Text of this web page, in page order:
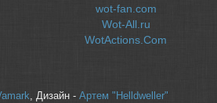
wot-fan.com
Wot-All.ru
WotActions.Com
, Дизайн - Артем "Helldweller"